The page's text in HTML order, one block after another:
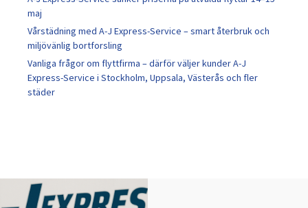
maj
Vårstädning med A-J Express-Service – smart återbruk och
miljövänlig bortforsling
Vanliga frågor om flyttfirma – därför väljer kunder A-J
Express-Service i Stockholm, Uppsala, Västerås och fler
städer